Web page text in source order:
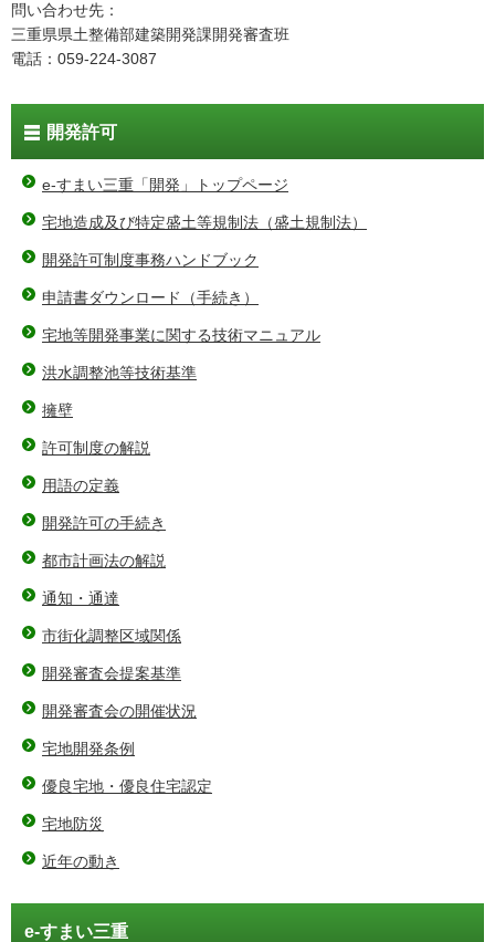
問い合わせ先：
三重県県土整備部建築開発課開発審査班
電話：059-224-3087
開発許可
e-すまい三重「開発」トップページ
宅地造成及び特定盛土等規制法（盛土規制法）
開発許可制度事務ハンドブック
申請書ダウンロード（手続き）
宅地等開発事業に関する技術マニュアル
洪水調整池等技術基準
擁壁
許可制度の解説
用語の定義
開発許可の手続き
都市計画法の解説
通知・通達
市街化調整区域関係
開発審査会提案基準
開発審査会の開催状況
宅地開発条例
優良宅地・優良住宅認定
宅地防災
近年の動き
e-すまい三重